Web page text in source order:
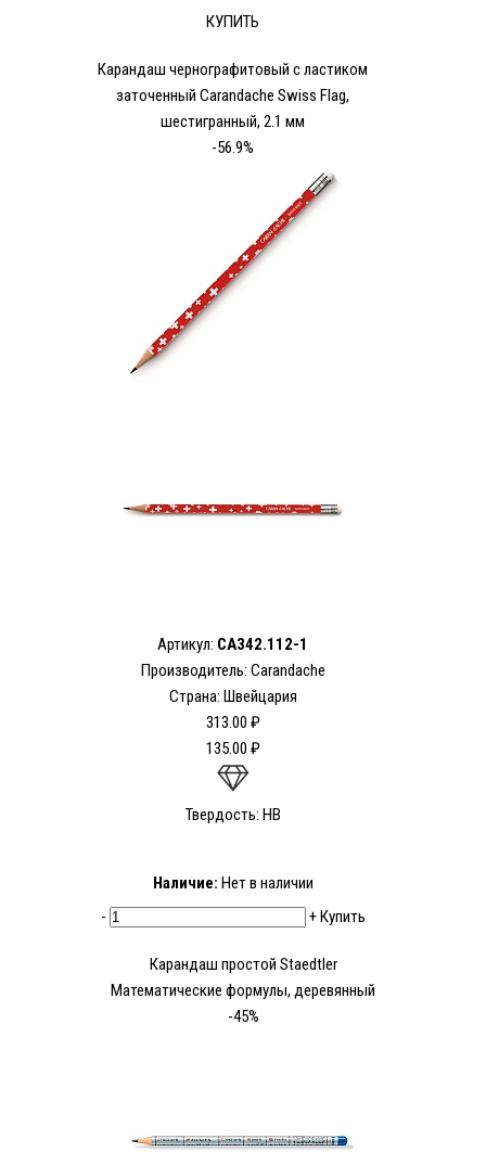
КУПИТЬ
Карандаш чернографитовый с ластиком
заточенный Carandache Swiss Flag,
шестигранный, 2.1 мм
-56.9%
Артикул: CA342.112-1
Производитель: Carandache
Страна: Швейцария
313.00 ₽
135.00 ₽
Твердость: HB
Наличие: Нет в наличии
-
+Купить
Карандаш простой Staedtler
Математические формулы, деревянный
-45%